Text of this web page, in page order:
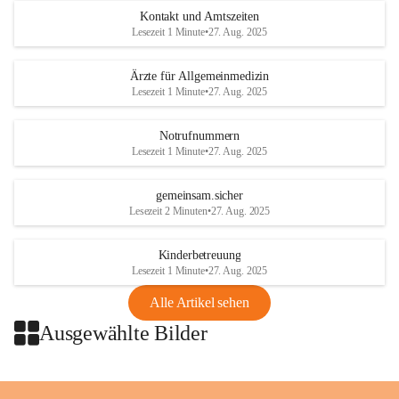
Tel. +43 1 404 40 - 327 15
Fax +43 1 404 40 - 390 27
omv.alarmdienst@kontraktor.at
Kontakt und Amtszeiten
Lesezeit 1 Minute•27. Aug. 2025
Ärzte für Allgemeinmedizin
Lesezeit 1 Minute•27. Aug. 2025
Notrufnummern
Lesezeit 1 Minute•27. Aug. 2025
gemeinsam.sicher
Lesezeit 2 Minuten•27. Aug. 2025
Kinderbetreuung
Lesezeit 1 Minute•27. Aug. 2025
Alle Artikel sehen
Ausgewählte Bilder
+2